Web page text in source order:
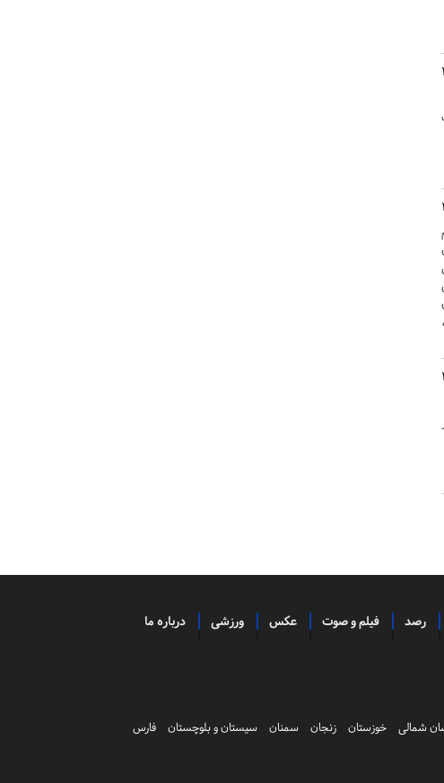
رصد فیلم و صوت عکس ورزشی درباره ما
شمالی خوزستان زنجان سمنان سیستان و بلوچستان
فارس